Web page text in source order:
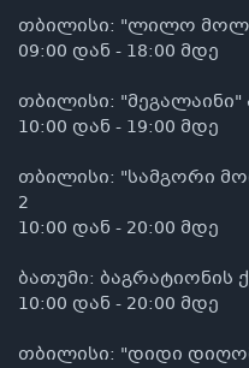
თბილისი: "ლილო
09:00 დან - 18:00 მდე
თბილისი: "მეგალაინი"
10:00 დან - 19:00 მდე
თბილისი: "სამგორი
2
10:00 დან - 20:00 მდე
ბათუმი: ბაგრატიონის
10:00 დან - 20:00 მდე
თბილისი: "დიდი